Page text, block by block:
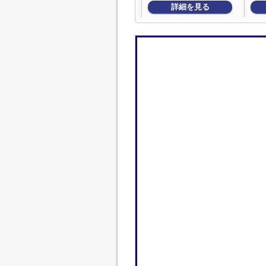
詳細を見る